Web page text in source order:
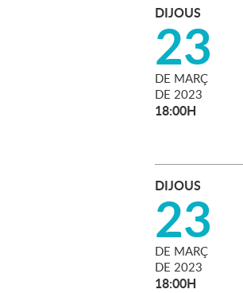
DIJOUS
23
DE MARÇ
DE 2023
18:00H
DIJOUS
23
DE MARÇ
DE 2023
18:00H